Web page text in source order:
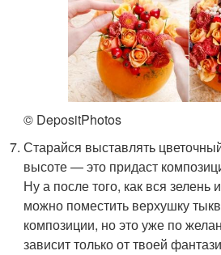
© DepositPhotos
Старайся выставлять
высоте — это придаст
Ну а после того, как вся зелень
можно поместить верхушку
композиции, но это уже по
зависит только от твоей